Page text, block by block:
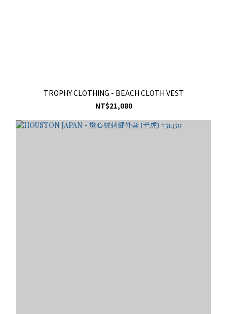
TROPHY CLOTHING - BEACH CLOTH VEST
NT$21,080